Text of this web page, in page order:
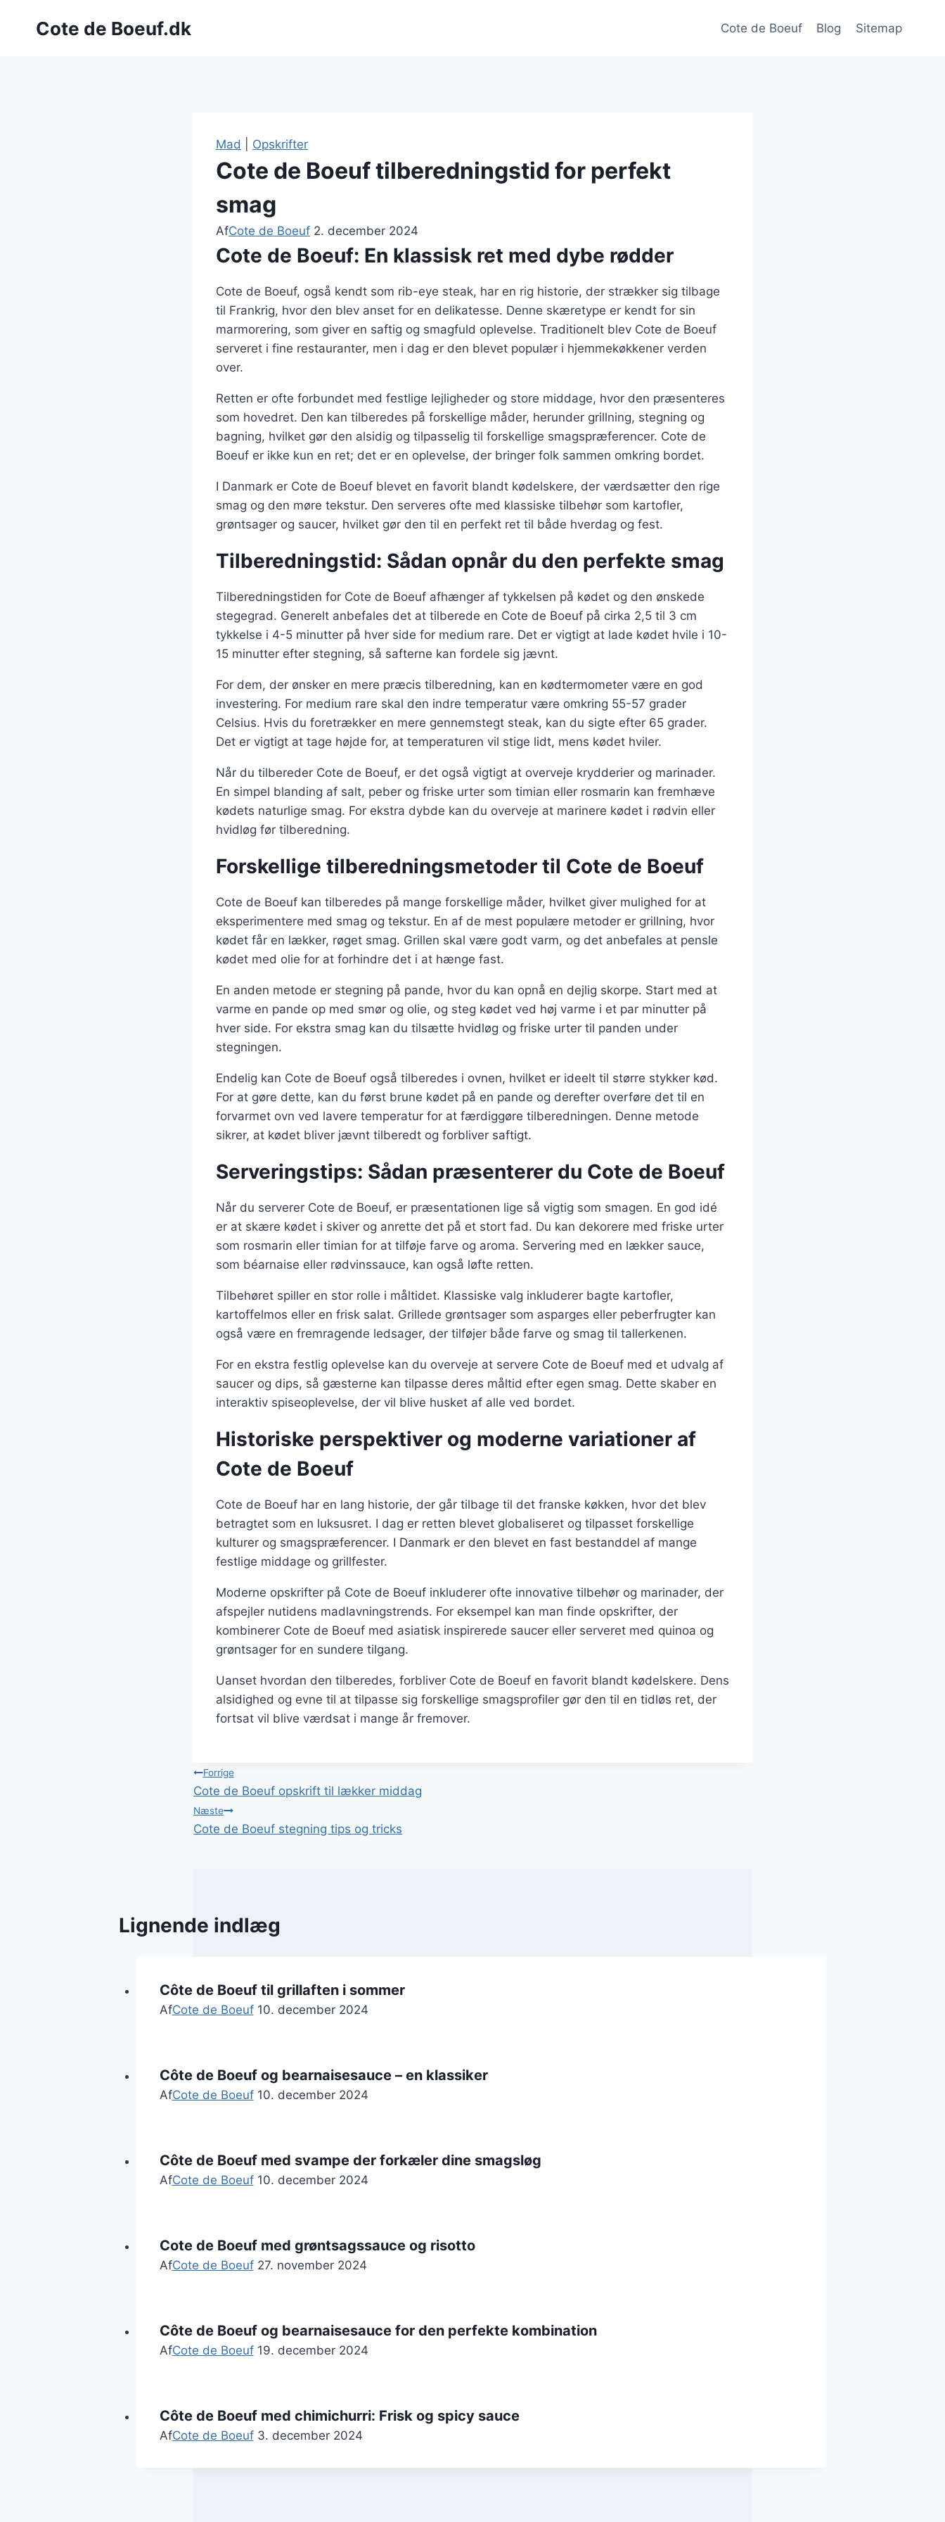
Cote de Boeuf.dk Cote de Boeuf Blog Sitemap
Mad Opskrifter
Cote de Boeuf tilberedningstid for perfekt
smag
AfCote de Boeuf 2. december 2024
Cote de Boeuf: En klassisk ret med dybe rødder
Cote de Boeuf, også kendt som rib-eye steak, har en rig historie, der strækker sig tilbage
til Frankrig, hvor den blev anset for en delikatesse. Denne skæretype er kendt for sin
marmorering, som giver en saftig og smagfuld oplevelse. Traditionelt blev Cote de Boeuf
serveret i fine restauranter, men i dag er den blevet populær i hjemmekøkkener verden
over.
Retten er ofte forbundet med festlige lejligheder og store middage, hvor den præsenteres
som hovedret. Den kan tilberedes på forskellige måder, herunder grillning, stegning og
bagning, hvilket gør den alsidig og tilpasselig til forskellige smagspræferencer. Cote de
Boeuf er ikke kun en ret; det er en oplevelse, der bringer folk sammen omkring bordet.
I Danmark er Cote de Boeuf blevet en favorit blandt kødelskere, der værdsætter den rige
smag og den møre tekstur. Den serveres ofte med klassiske tilbehør som kartofler,
grøntsager og saucer, hvilket gør den til en perfekt ret til både hverdag og fest.
Tilberedningstid: Sådan opnår du den perfekte smag
Tilberedningstiden for Cote de Boeuf afhænger af tykkelsen på kødet og den ønskede
stegegrad. Generelt anbefales det at tilberede en Cote de Boeuf på cirka 2,5 til 3 cm
tykkelse i 4-5 minutter på hver side for medium rare. Det er vigtigt at lade kødet hvile i 10-
15 minutter efter stegning, så safterne kan fordele sig jævnt.
For dem, der ønsker en mere præcis tilberedning, kan en kødtermometer være en god
investering. For medium rare skal den indre temperatur være omkring 55-57 grader
Celsius. Hvis du foretrækker en mere gennemstegt steak, kan du sigte efter 65 grader.
Det er vigtigt at tage højde for, at temperaturen vil stige lidt, mens kødet hviler.
Når du tilbereder Cote de Boeuf, er det også vigtigt at overveje krydderier og marinader.
En simpel blanding af salt, peber og friske urter som timian eller rosmarin kan fremhæve
kødets naturlige smag. For ekstra dybde kan du overveje at marinere kødet i rødvin eller
hvidløg før tilberedning.
Forskellige tilberedningsmetoder til Cote de Boeuf
Cote de Boeuf kan tilberedes på mange forskellige måder, hvilket giver mulighed for at
eksperimentere med smag og tekstur. En af de mest populære metoder er grillning, hvor
kødet får en lækker, røget smag. Grillen skal være godt varm, og det anbefales at pensle
kødet med olie for at forhindre det i at hænge fast.
En anden metode er stegning på pande, hvor du kan opnå en dejlig skorpe. Start med at
varme en pande op med smør og olie, og steg kødet ved høj varme i et par minutter på
hver side. For ekstra smag kan du tilsætte hvidløg og friske urter til panden under
stegningen.
Endelig kan Cote de Boeuf også tilberedes i ovnen, hvilket er ideelt til større stykker kød.
For at gøre dette, kan du først brune kødet på en pande og derefter overføre det til en
forvarmet ovn ved lavere temperatur for at færdiggøre tilberedningen. Denne metode
sikrer, at kødet bliver jævnt tilberedt og forbliver saftigt.
Serveringstips: Sådan præsenterer du Cote de Boeuf
Når du serverer Cote de Boeuf, er præsentationen lige så vigtig som smagen. En god idé
er at skære kødet i skiver og anrette det på et stort fad. Du kan dekorere med friske urter
som rosmarin eller timian for at tilføje farve og aroma. Servering med en lækker sauce,
som béarnaise eller rødvinssauce, kan også løfte retten.
Tilbehøret spiller en stor rolle i måltidet. Klassiske valg inkluderer bagte kartofler,
kartoffelmos eller en frisk salat. Grillede grøntsager som asparges eller peberfrugter kan
også være en fremragende ledsager, der tilføjer både farve og smag til tallerkenen.
For en ekstra festlig oplevelse kan du overveje at servere Cote de Boeuf med et udvalg af
saucer og dips, så gæsterne kan tilpasse deres måltid efter egen smag. Dette skaber en
interaktiv spiseoplevelse, der vil blive husket af alle ved bordet.
Historiske perspektiver og moderne variationer af
Cote de Boeuf
Cote de Boeuf har en lang historie, der går tilbage til det franske køkken, hvor det blev
betragtet som en luksusret. I dag er retten blevet globaliseret og tilpasset forskellige
kulturer og smagspræferencer. I Danmark er den blevet en fast bestanddel af mange
festlige middage og grillfester.
Moderne opskrifter på Cote de Boeuf inkluderer ofte innovative tilbehør og marinader, der
afspejler nutidens madlavningstrends. For eksempel kan man finde opskrifter, der
kombinerer Cote de Boeuf med asiatisk inspirerede saucer eller serveret med quinoa og
grøntsager for en sundere tilgang.
Uanset hvordan den tilberedes, forbliver Cote de Boeuf en favorit blandt kødelskere. Dens
alsidighed og evne til at tilpasse sig forskellige smagsprofiler gør den til en tidløs ret, der
fortsat vil blive værdsat i mange år fremover.
Indlægsnavigation
Forrige
Cote de Boeuf opskrift til lækker middag
Næste
Cote de Boeuf stegning tips og tricks
Lignende indlæg
Côte de Boeuf til grillaften i sommer
AfCote de Boeuf 10. december 2024
Côte de Boeuf og bearnaisesauce – en klassiker
AfCote de Boeuf 10. december 2024
Côte de Boeuf med svampe der forkæler dine smagsløg
AfCote de Boeuf 10. december 2024
Cote de Boeuf med grøntsagssauce og risotto
AfCote de Boeuf 27. november 2024
Côte de Boeuf og bearnaisesauce for den perfekte kombination
AfCote de Boeuf 19. december 2024
Côte de Boeuf med chimichurri: Frisk og spicy sauce
AfCote de Boeuf 3. december 2024